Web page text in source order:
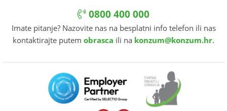
0800 400 000
Imate pitanje? Nazovite nas na besplatni info telefon ili nas
kontaktirajte putem obrasca ili na konzum@konzum.hr.